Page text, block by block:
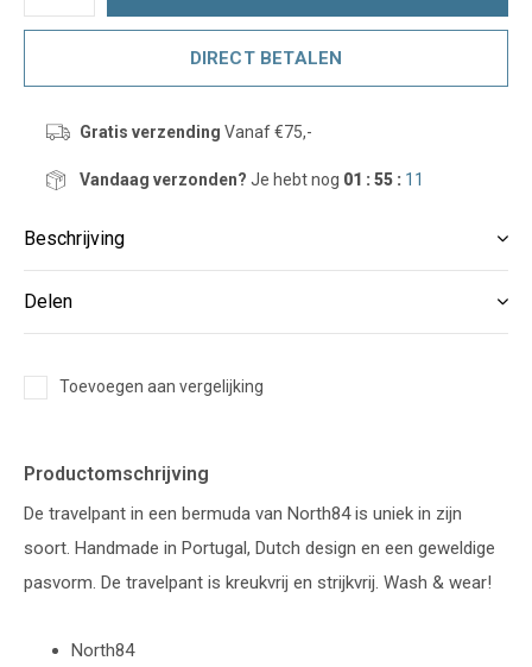
DIRECT BETALEN
Gratis verzending Vanaf €75,-
Vandaag verzonden? Je hebt nog 01 : 55 : 11
Beschrijving
Delen
Toevoegen aan vergelijking
Productomschrijving
De travelpant in een bermuda van North84 is uniek in zijn
soort. Handmade in Portugal, Dutch design en een geweldige
pasvorm. De travelpant is kreukvrij en strijkvrij. Wash & wear!
North84